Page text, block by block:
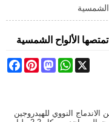
الشمسية
الألواح الشمسية
Pinterest
Mastodon
WhatsApp
X
النووي للهيدروجين